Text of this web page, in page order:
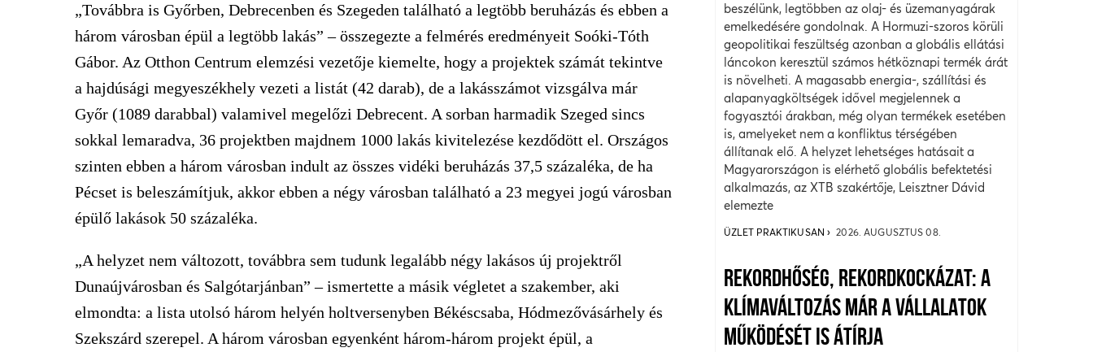
„Továbbra is Győrben, Debrecenben és Szegeden található a legtöbb beruházás és ebben a
három városban épül a legtöbb lakás” – összegezte a felmérés eredményeit Soóki-Tóth
Gábor. Az Otthon Centrum elemzési vezetője kiemelte, hogy a projektek számát tekintve
a hajdúsági megyeszékhely vezeti a listát (42 darab), de a lakásszámot vizsgálva már
Győr (1089 darabbal) valamivel megelőzi Debrecent. A sorban harmadik Szeged sincs
sokkal lemaradva, 36 projektben majdnem 1000 lakás kivitelezése kezdődött el. Országos
szinten ebben a három városban indult az összes vidéki beruházás 37,5 százaléka, de ha
Pécset is beleszámítjuk, akkor ebben a négy városban található a 23 megyei jogú városban
épülő lakások 50 százaléka.
„A helyzet nem változott, továbbra sem tudunk legalább négy lakásos új projektről
Dunaújvárosban és Salgótarjánban” – ismertette a másik végletet a szakember, aki
elmondta: a lista utolsó három helyén holtversenyben Békéscsaba, Hódmezővásárhely és
Szekszárd szerepel. A három városban egyenként három-három projekt épül, a
beszélünk, legtöbben az olaj- és üzemanyagárak
emelkedésére gondolnak. A Hormuzi-szoros körüli
geopolitikai feszültség azonban a globális ellátási
láncokon keresztül számos hétköznapi termék árát
is növelheti. A magasabb energia-, szállítási és
alapanyagköltségek idővel megjelennek a
fogyasztói árakban, még olyan termékek esetében
is, amelyeket nem a konfliktus térségében
állítanak elő. A helyzet lehetséges hatásait a
Magyarországon is elérhető globális befektetési
alkalmazás, az XTB szakértője, Leisztner Dávid
elemezte
ÜZLET PRAKTIKUSAN 2026. AUGUSZTUS 08.
REKORDHŐSÉG, REKORDKOCKÁZAT: A
KLÍMAVÁLTOZÁS MÁR A VÁLLALATOK
MŰKÖDÉSÉT IS ÁTÍRJA